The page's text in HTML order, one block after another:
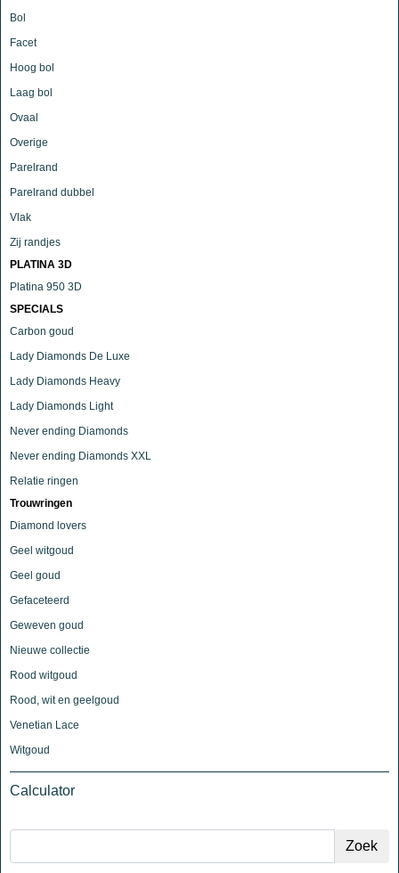
Bol
Facet
Hoog bol
Laag bol
Ovaal
Overige
Parelrand
Parelrand dubbel
Vlak
Zij randjes
PLATINA 3D
Platina 950 3D
SPECIALS
Carbon goud
Lady Diamonds De Luxe
Lady Diamonds Heavy
Lady Diamonds Light
Never ending Diamonds
Never ending Diamonds XXL
Relatie ringen
Trouwringen
Diamond lovers
Geel witgoud
Geel goud
Gefaceteerd
Geweven goud
Nieuwe collectie
Rood witgoud
Rood, wit en geelgoud
Venetian Lace
Witgoud
Calculator